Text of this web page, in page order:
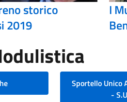
storico
2019
I
Sportello Unico
-